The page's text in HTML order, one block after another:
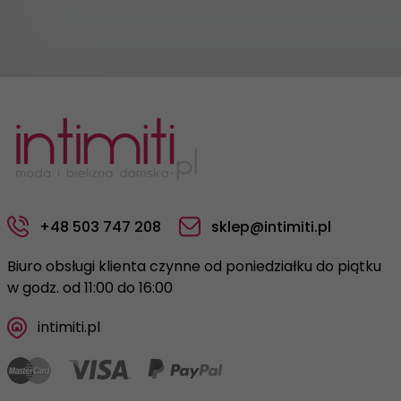
+48 503 747 208
sklep@intimiti.pl
Biuro obsługi klienta czynne od poniedziałku do piątku
w godz. od 11:00 do 16:00
intimiti.pl